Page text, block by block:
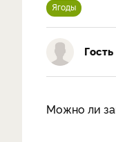
Ягоды
Гость
Можно ли